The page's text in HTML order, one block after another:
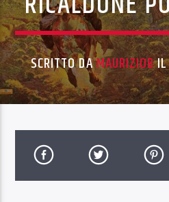
SCRITTO DAMAURIZIOBIL